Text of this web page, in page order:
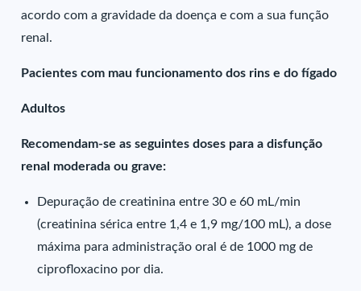
acordo com a gravidade da doença e com a sua função
renal.
Pacientes com mau funcionamento dos rins e do fígado
Adultos
Recomendam-se as seguintes doses para a disfunção
renal moderada ou grave:
Depuração de creatinina entre 30 e 60 mL/min
(creatinina sérica entre 1,4 e 1,9 mg/100 mL), a dose
máxima para administração oral é de 1000 mg de
ciprofloxacino por dia.